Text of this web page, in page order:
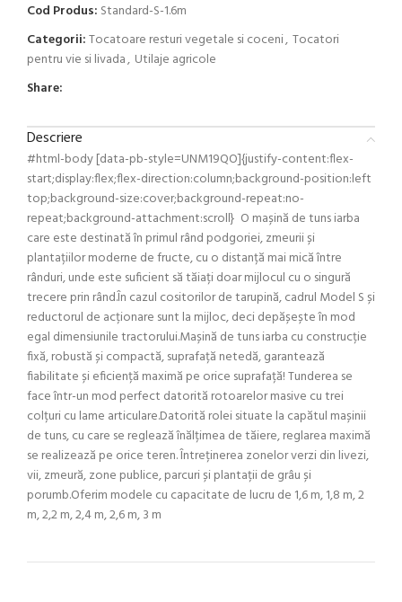
Cod Produs: Standard-S-1.6m
Categorii:Tocatoare resturi vegetale si coceni, Tocatori
pentru vie si livada, Utilaje agricole
Share:
Descriere
#html-body [data-pb-style=UNM19QO]{justify-content:flex-
start;display:flex;flex-direction:column;background-position:left
top;background-size:cover;background-repeat:no-
repeat;background-attachment:scroll} O mașină de tuns iarba
care este destinată în primul rând podgoriei, zmeurii și
plantațiilor moderne de fructe, cu o distanță mai mică între
rânduri, unde este suficient să tăiați doar mijlocul cu o singură
trecere prin rând.În cazul cositorilor de tarupină, cadrul Model S și
reductorul de acționare sunt la mijloc, deci depășește în mod
egal dimensiunile tractorului.Mașină de tuns iarba cu construcție
fixă, robustă și compactă, suprafață netedă, garantează
fiabilitate și eficiență maximă pe orice suprafață! Tunderea se
face într-un mod perfect datorită rotoarelor masive cu trei
colțuri cu lame articulare.Datorită rolei situate la capătul mașinii
de tuns, cu care se reglează înălțimea de tăiere, reglarea maximă
se realizează pe orice teren. Întreținerea zonelor verzi din livezi,
vii, zmeură, zone publice, parcuri și plantații de grâu și
porumb.Oferim modele cu capacitate de lucru de 1,6 m, 1,8 m, 2
m, 2,2 m, 2,4 m, 2,6 m, 3 m